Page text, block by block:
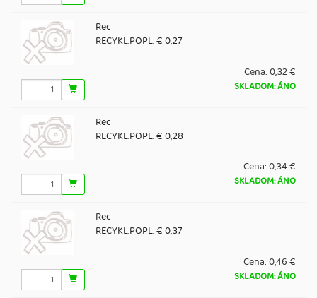
Rec
RECYKL.POPL. € 0,27
Cena:0,32 €
SKLADOM: ÁNO
Rec
RECYKL.POPL. € 0,28
Cena:0,34 €
SKLADOM: ÁNO
Rec
RECYKL.POPL. € 0,37
Cena:0,46 €
SKLADOM: ÁNO